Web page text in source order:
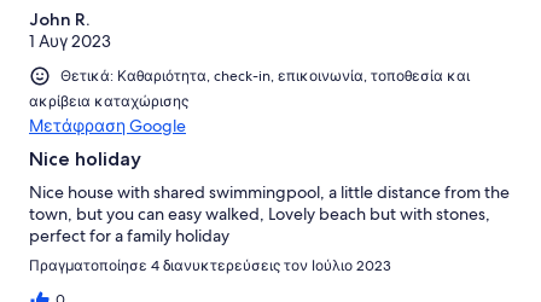
John R.
1 Αυγ 2023
Θετικά: Καθαριότητα, check-in, επικοινωνία, τοποθεσία και
ακρίβεια καταχώρισης
Μετάφραση Google
Nice holiday
Nice house with shared swimmingpool, a little distance from the
town, but you can easy walked, Lovely beach but with stones,
perfect for a family holiday
Πραγματοποίησε 4 διανυκτερεύσεις τον Ιούλιο 2023